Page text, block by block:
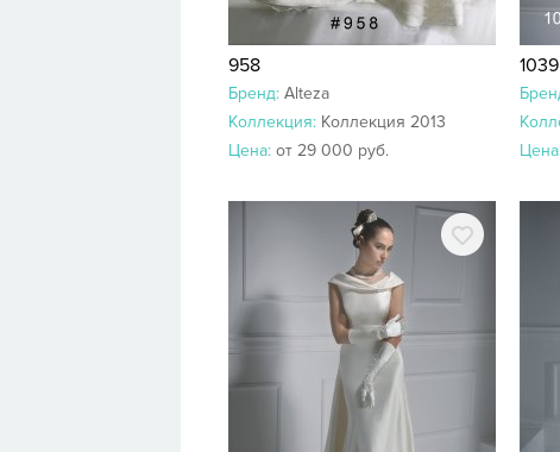
958
Бренд: Alteza
Коллекция: Коллекция 2013
Цена: от 29 000 руб.
1039